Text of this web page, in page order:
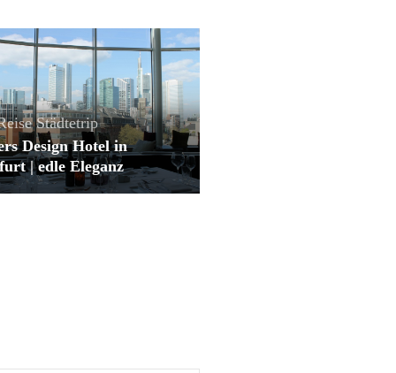
Städtetrip
Design Hotel in
| edle Eleganz